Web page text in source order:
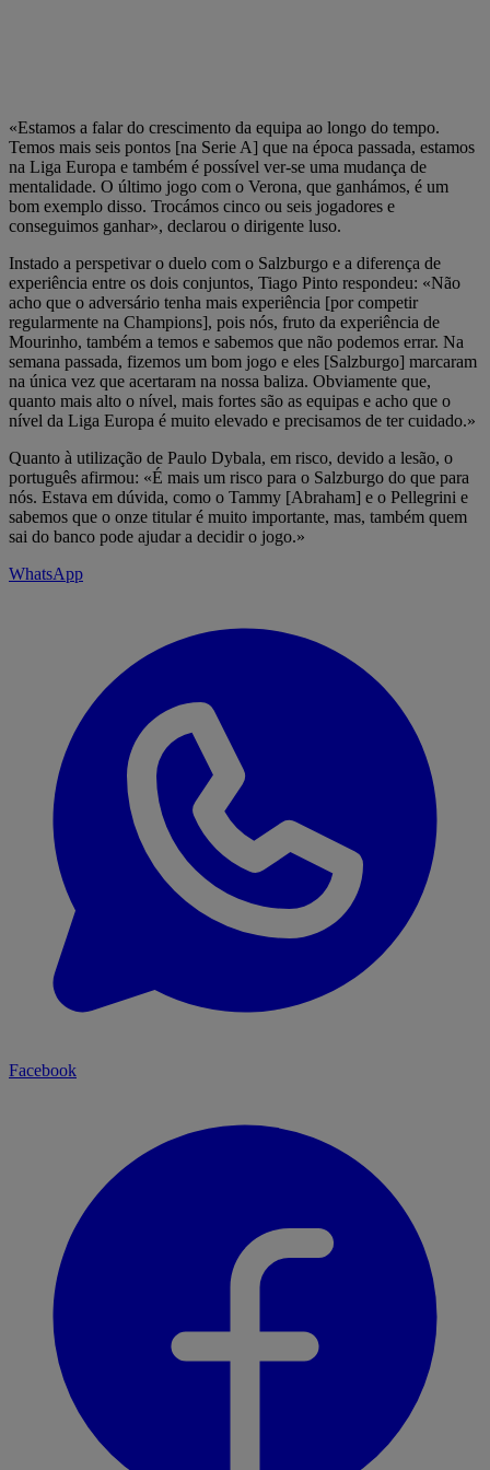
«Estamos a falar do crescimento da equipa ao longo do tempo.
Temos mais seis pontos [na Serie A] que na época passada, estamos
na Liga Europa e também é possível ver-se uma mudança de
mentalidade. O último jogo com o Verona, que ganhámos, é um
bom exemplo disso. Trocámos cinco ou seis jogadores e
conseguimos ganhar», declarou o dirigente luso.
Instado a perspetivar o duelo com o Salzburgo e a diferença de
experiência entre os dois conjuntos, Tiago Pinto respondeu: «Não
acho que o adversário tenha mais experiência [por competir
regularmente na Champions], pois nós, fruto da experiência de
Mourinho, também a temos e sabemos que não podemos errar. Na
semana passada, fizemos um bom jogo e eles [Salzburgo] marcaram
na única vez que acertaram na nossa baliza. Obviamente que,
quanto mais alto o nível, mais fortes são as equipas e acho que o
nível da Liga Europa é muito elevado e precisamos de ter cuidado.»
Quanto à utilização de Paulo Dybala, em risco, devido a lesão, o
português afirmou: «É mais um risco para o Salzburgo do que para
nós. Estava em dúvida, como o Tammy [Abraham] e o Pellegrini e
sabemos que o onze titular é muito importante, mas, também quem
sai do banco pode ajudar a decidir o jogo.»
WhatsApp
Facebook